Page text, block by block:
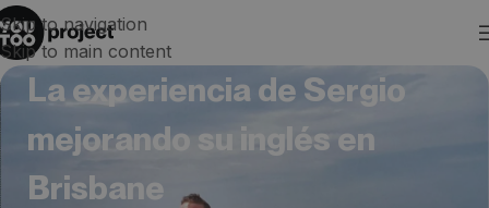
Skip to navigation
Skip to main content
La experiencia de Sergio
mejorando su inglés en
Brisbane